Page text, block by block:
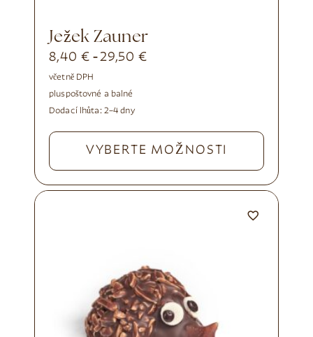
Ježek Zauner
8,40 € -29,50€
včetně DPH
pluspoštovné a balné
Dodací lhůta: 2–4 dny
VYBERTE MOŽNOSTI